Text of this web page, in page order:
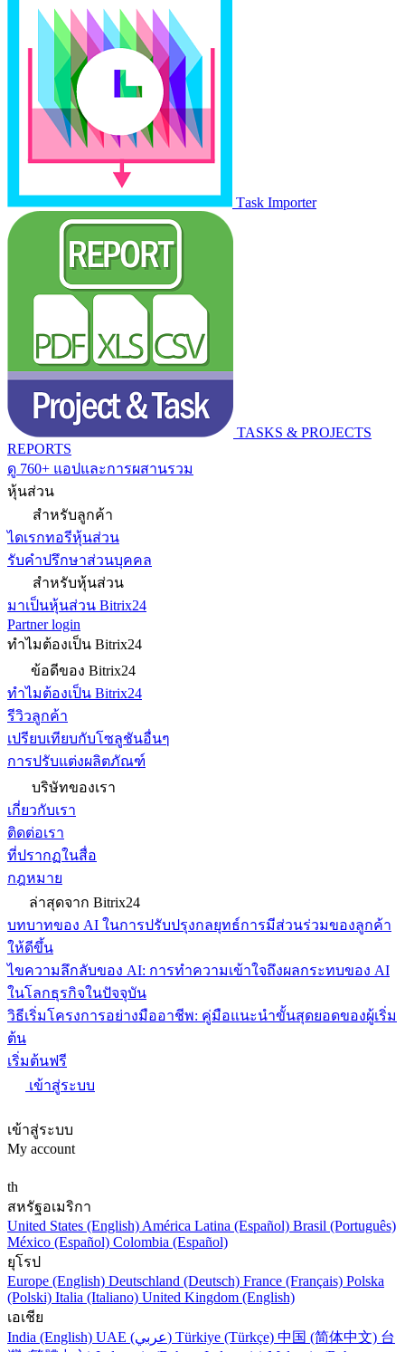
Task Importer
TASKS & PROJECTS
REPORTS
ดู 760+ แอปและการผสานรวม
หุ้นส่วน
สำหรับลูกค้า
ไดเรกทอรีหุ้นส่วน
รับคำปรึกษาส่วนบุคคล
สำหรับหุ้นส่วน
มาเป็นหุ้นส่วน Bitrix24
Partner login
ทำไมต้องเป็น Bitrix24
ข้อดีของ Bitrix24
ทำไมต้องเป็น Bitrix24
รีวิวลูกค้า
เปรียบเทียบกับโซลูชันอื่นๆ
การปรับแต่งผลิตภัณฑ์
บริษัทของเรา
เกี่ยวกับเรา
ติดต่อเรา
ที่ปรากฏในสื่อ
กฎหมาย
ล่าสุดจาก Bitrix24
บทบาทของ AI ในการปรับปรุงกลยุทธ์การมีส่วนร่วมของลูกค้า
ให้ดีขึ้น
ไขความลึกลับของ AI: การทำความเข้าใจถึงผลกระทบของ AI
ในโลกธุรกิจในปัจจุบัน
วิธีเริ่มโครงการอย่างมืออาชีพ: คู่มือแนะนำขั้นสุดยอดของผู้เริ่ม
ต้น
เริ่มต้นฟรี
เข้าสู่ระบบ
เข้าสู่ระบบ
My account
th
สหรัฐอเมริกา
United States (English) América Latina (Español) Brasil (Português)
México (Español) Colombia (Español)
ยุโรป
Europe (English) Deutschland (Deutsch) France (Français) Polska
(Polski) Italia (Italiano) United Kingdom (English)
เอเชีย
India (English)
UAE (عربي) Türkiye (Türkçe) 中国 (简体中文) 台